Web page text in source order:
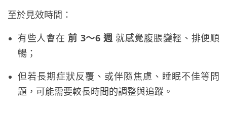
至於見效時間：
有些人會在 前 3～6 週就感覺腹脹變輕、排便順
暢；
但若長期症狀反覆、或伴隨焦慮、睡眠不佳等問
題，可能需要較長時間的調整與追蹤。